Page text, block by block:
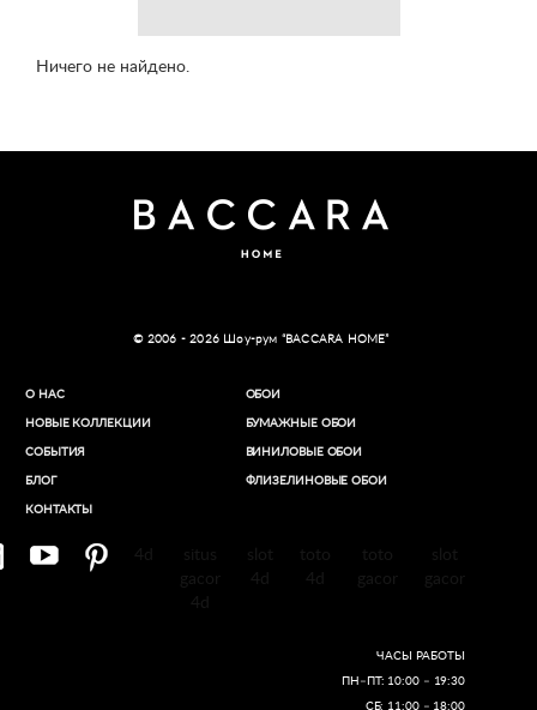
Ничего не найдено.
© 2006 - 2026 Шоу-рум “BACCARA HOME”
О НАС
НОВЫЕ КОЛЛЕКЦИИ
СОБЫТИЯ
БЛОГ
КОНТАКТЫ
ОБОИ
БУМАЖНЫЕ ОБОИ
ВИНИЛОВЫЕ ОБОИ​
ФЛИЗЕЛИНОВЫЕ ОБОИ
ЧАСЫ РАБОТЫ
ПН–ПТ: 10:00 – 19:30
СБ: 11:00 – 18:00